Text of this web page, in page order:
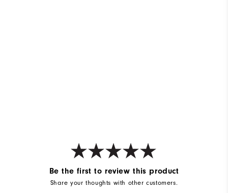
Be the first to review this product
Share your thoughts with other customers.